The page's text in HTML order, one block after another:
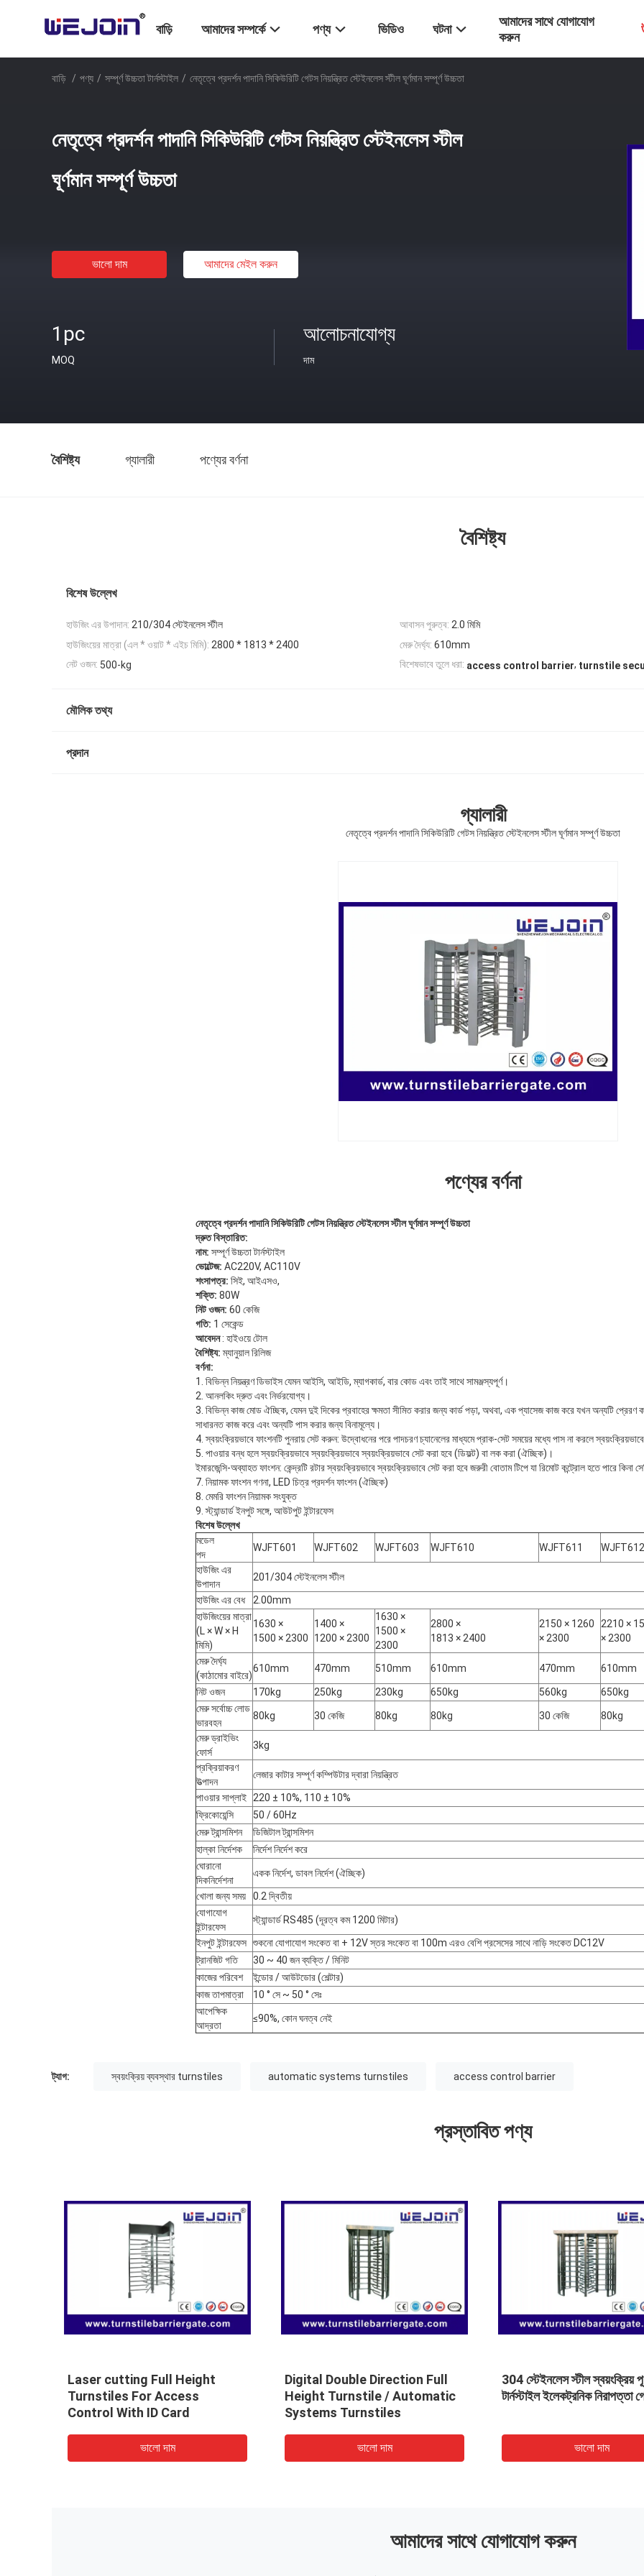
বাড়ি আমাদের সম্পর্কে পণ্য ভিডিও ঘটনা
আমাদের সাথে যোগাযোগ
করুন
বাড়ি / পণ্য / সম্পূর্ণ উচ্চতা টার্নস্টাইল / নেতৃত্বে প্রদর্শন পাদানি সিকিউরিটি গেটস নিয়ন্ত্রিত স্টেইনলেস স্টীল ঘূর্ণমান সম্পূর্ণ উচ্চতা
নেতৃত্বে প্রদর্শন পাদানি সিকিউরিটি গেটস নিয়ন্ত্রিত স্টেইনলেস স্টীল
ঘূর্ণমান সম্পূর্ণ উচ্চতা
ভালো দাম আমাদের মেইল ​​করুন
1pc
MOQ
আলোচনাযোগ্য
দাম
বৈশিষ্ট্য গ্যালারী পণ্যের বর্ণনা
বৈশিষ্ট্য
বিশেষ উল্লেখ
হাউজিং এর উপাদান: 210/304 স্টেইনলেস স্টীল আবাসন পুরুত্ব: 2.0 মিমি
হাউজিংয়ের মাত্রা (এল * ওয়াট * এইচ মিমি): 2800 * 1813 * 2400 মেরু দৈর্ঘ্য: 610mm
নেট ওজন: 500-kg বিশেষভাবে তুলে ধরা: access control barrier, turnstile
মৌলিক তথ্য
প্রদান
গ্যালারী
নেতৃত্বে প্রদর্শন পাদানি সিকিউরিটি গেটস নিয়ন্ত্রিত স্টেইনলেস স্টীল ঘূর্ণমান সম্পূর্ণ উচ্চতা
পণ্যের বর্ণনা
নেতৃত্বে প্রদর্শন পাদানি সিকিউরিটি গেটস নিয়ন্ত্রিত স্টেইনলেস স্টীল ঘূর্ণমান সম্পূর্ণ উচ্চতা
দ্রুত বিস্তারিত:
নাম: সম্পূর্ণ উচ্চতা টার্নস্টাইল
ভোল্টেজ: AC220V, AC110V
শংসাপত্র: সিই, আইএসও,
শক্তি: 80W
নিট ওজন: 60 কেজি
গতি: 1 সেকেন্ড
আবেদন: হাইওয়ে টোল
বৈশিষ্ট্য:ম্যানুয়াল রিলিজ
বর্ণনা:
1. বিভিন্ন নিয়ন্ত্রণ ডিভাইস যেমন আইসি, আইডি, ম্যাগকার্ড, বার কোড এবং তাই সাথে সামঞ্জস্যপূর্ণ।
2. আনলকিং দ্রুত এবং নির্ভরযোগ্য।
3. বিভিন্ন কাজ মোড ঐচ্ছিক, যেমন দুই দিকের প্রবাহের ক্ষমতা সীমিত করার জন্য কার্ড পড়া, অথবা, এক প্যাসেজ কাজ করে যখন অন্যটি প্রেরণ
সাধারনত কাজ করে এবং অন্যটি পাস করার জন্য বিনামূল্যে।
4. স্বয়ংক্রিয়ভাবে ফাংশনটি পুনরায় সেট করুন: উদ্বোধনের পরে পাদচরণ চ্যানেলের মাধ্যমে প্রাক-সেট সময়ের মধ্যে পাস না করলে
5. পাওয়ার বন্ধ হলে স্বয়ংক্রিয়ভাবে স্বয়ংক্রিয়ভাবে স্বয়ংক্রিয়ভাবে সেট করা হবে (ডিফল্ট) বা লক করা (ঐচ্ছিক)।
ইমারজেন্সি-অব্যাহত ফাংশন: কেন্দ্রটি রটার স্বয়ংক্রিয়ভাবে স্বয়ংক্রিয়ভাবে সেট করা হবে জরুরী বোতাম টিপে যা রিমোট কন্ট্রোল হতে পারে কিনা
7. নিয়ামক ফাংশন গণনা, LED চিত্র প্রদর্শন ফাংশন (ঐচ্ছিক)
8. মেমরি ফাংশন নিয়ামক সংযুক্ত
9. স্ট্যান্ডার্ড ইনপুট সঙ্গে, আউটপুট ইন্টারফেস
বিশেষ উল্লেখ
মডেল
পদ
WJFT601 WJFT602 WJFT603 WJFT610 WJFT611
WJFT612
হাউজিং এর
উপাদান
201/304 স্টেইনলেস স্টীল
হাউজিং এর বেধ
2.00mm
হাউজিংয়ের মাত্রা
(L × W × H
মিমি)
1630 ×
1500 × 2300
1400 ×
1200 × 2300
1630 ×
1500 ×
2300
2800 ×
1813 × 2400
2150 × 1260
× 2300
2210 ×
× 2300
মেরু দৈর্ঘ্য
(কাঠামোর বাইরে)
610mm 470mm 510mm 610mm 470mm 610mm
নিট ওজন 170kg 250kg 230kg 650kg 560kg
650kg
মেরু সর্বোচ্চ লোড
ভারবহন
80kg 30 কেজি 80kg 80kg 30 কেজি
80kg
মেরু ড্রাইভিং
ফোর্স
3kg
প্রক্রিয়াকরণ
উত্পাদন
লেজার কাটার সম্পূর্ণ কম্পিউটার দ্বারা নিয়ন্ত্রিত
পাওয়ার সাপ্লাই
220 ± 10%, 110 ± 10%
ফ্রিকোয়েন্সি
50 / 60Hz
মেরু ট্রান্সমিশন
ডিজিটাল ট্রান্সমিশন
হাল্কা নির্দেশক
নির্দেশ নির্দেশ করে
ঘোরানো
দিকনির্দেশনা
একক নির্দেশ, ডাবল নির্দেশ (ঐচ্ছিক)
খোলা জন্য সময়
0.2 দ্বিতীয়
যোগাযোগ
ইন্টারফেস
স্ট্যান্ডার্ড RS485 (দূরত্ব কম 1200 মিটার)
ইনপুট ইন্টারফেস শুকনো যোগাযোগ সংকেত বা + 12V স্তর সংকেত বা 100m এরও বেশি প্রসেসের সাথে নাড়ি সংকেত DC12V
ট্রানজিট গতি
30 ~ 40 জন ব্যক্তি / মিনিট
কাজের পরিবেশ
ইন্ডোর / আউটডোর (শেল্টার)
কাজ তাপমাত্রা
10 ° সে ~ 50 ° সেঃ
আপেক্ষিক
আদ্রতা
≤90%, কোন ঘনত্ব নেই
ট্যাগ: স্বয়ংক্রিয় ব্যবস্থার turnstiles automatic systems turnstiles access control barrier
প্রস্তাবিত পণ্য
Indoor Swimming Pool Full
Height Turnstile pedestrian
security gates
ভালো দাম
Exhibition Stainless Steel
Access Control Turnstile
Gate Standard RS485
ভালো দাম
Professional security
Control Turnstile Gate
ভালো দাম
আমাদের সাথে যোগাযোগ করুন